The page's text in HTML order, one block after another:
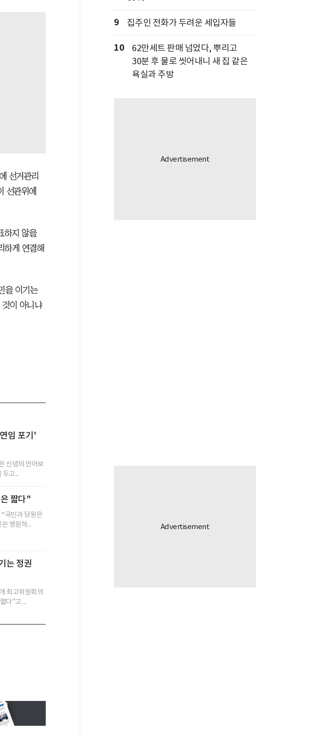
선거관리
선관위에
하지 않을
하게 연결해
을 이기는
이 아니냐
임 포기'
신념의 언어보
두고...
짧다"
국민과 당원은
영원하...
는 정권
최고위원회의
다”고 ...
9 집주인 전화가 두려운 세입자들
10
62만세트 판매 넘었다, 뿌리고
30분 후 물로 씻어내니 새 집 같은
욕실과 주방